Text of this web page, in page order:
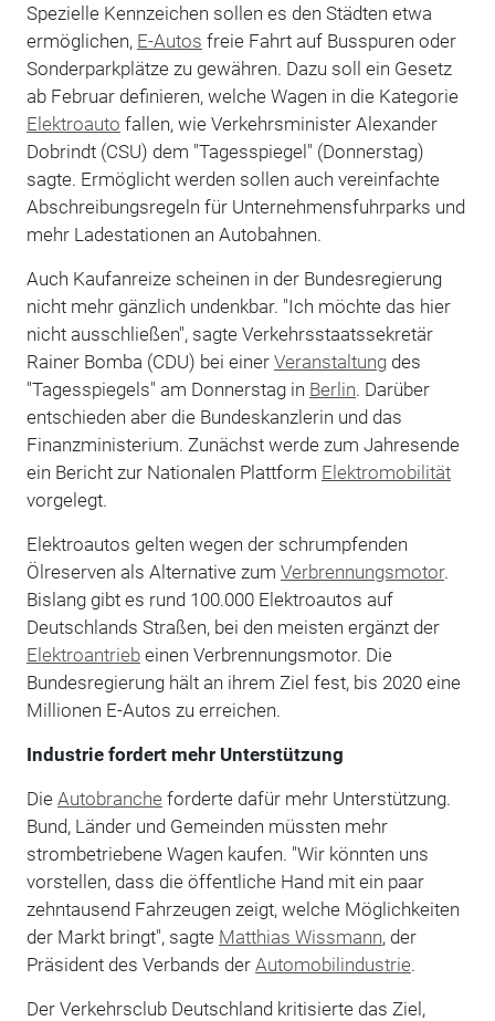
Spezielle Kennzeichen sollen es den Städten etwa
ermöglichen, E-Autos freie Fahrt auf Busspuren oder
Sonderparkplätze zu gewähren. Dazu soll ein Gesetz
ab Februar definieren, welche Wagen in die Kategorie
Elektroauto fallen, wie Verkehrsminister Alexander
Dobrindt (CSU) dem "Tagesspiegel" (Donnerstag)
sagte. Ermöglicht werden sollen auch vereinfachte
Abschreibungsregeln für Unternehmensfuhrparks und
mehr Ladestationen an Autobahnen.
Auch Kaufanreize scheinen in der Bundesregierung
nicht mehr gänzlich undenkbar. "Ich möchte das hier
nicht ausschließen", sagte Verkehrsstaatssekretär
Rainer Bomba (CDU) bei einer Veranstaltungdes
"Tagesspiegels" am Donnerstag in Berlin. Darüber
entschieden aber die Bundeskanzlerin und das
Finanzministerium. Zunächst werde zum Jahresende
ein Bericht zur Nationalen Plattform Elektromobilität
vorgelegt.
Elektroautos gelten wegen der schrumpfenden
Ölreserven als Alternative zum Verbrennungsmotor.
Bislang gibt es rund 100.000 Elektroautos auf
Deutschlands Straßen, bei den meisten ergänzt der
Elektroantriebeinen Verbrennungsmotor. Die
Bundesregierung hält an ihrem Ziel fest, bis 2020 eine
Millionen E-Autos zu erreichen.
Industrie fordert mehr Unterstützung
Die Autobranche forderte dafür mehr Unterstützung.
Bund, Länder und Gemeinden müssten mehr
strombetriebene Wagen kaufen. "Wir könnten uns
vorstellen, dass die öffentliche Hand mit ein paar
zehntausend Fahrzeugen zeigt, welche Möglichkeiten
der Markt bringt", sagte Matthias Wissmann, der
Präsident des Verbands der Automobilindustrie.
Der Verkehrsclub Deutschland kritisierte das Ziel,